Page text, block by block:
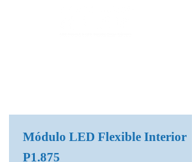
Módulo LED Flexible Interior
P1.875